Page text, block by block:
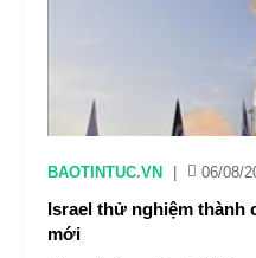
BAOTINTUC.VN 06/08/
Israel thử nghiệm thành
mới